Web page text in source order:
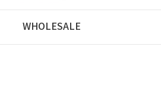
<-->
WHOLESALE